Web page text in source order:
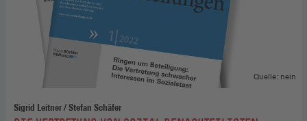
Sigrid Leitner / Stefan Schäfer
Quelle: nein